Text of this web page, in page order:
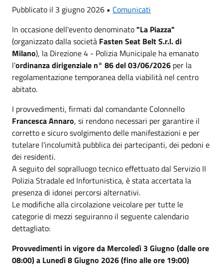
Pubblicato il 3 giugno 2026 • Comunicati
In occasione dell'evento denominato"La Piazza"
(organizzato dalla società Fasten Seat Belt S.r.l. di
Milano), la Direzione 4 - Polizia Municipale ha emanato
l'ordinanza dirigenziale n° 86 del 03/06/2026 per la
regolamentazione temporanea della viabilità nel centro
abitato.
I provvedimenti, firmati dal comandante Colonnello
Francesca Annaro, si rendono necessari per garantire il
corretto e sicuro svolgimento delle manifestazioni e per
tutelare l'incolumità pubblica dei partecipanti, dei pedoni e
dei residenti.
A seguito del sopralluogo tecnico effettuato dal Servizio II
Polizia Stradale ed Infortunistica, è stata accertata la
presenza di idonei percorsi alternativi.
Le modifiche alla circolazione veicolare per tutte le
categorie di mezzi seguiranno il seguente calendario
dettagliato:
Provvedimenti in vigore da Mercoledì 3 Giugno (dalle ore
08:00) a Lunedì 8 Giugno 2026 (fino alle ore 19:00)